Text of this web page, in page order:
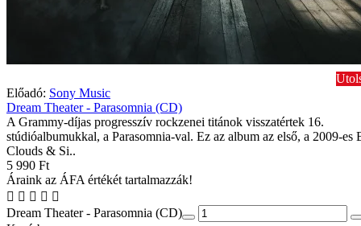
Előadó: Sony Music
Dream Theater - Parasomnia (CD)
A Grammy-díjas progresszív rockzenei titánok visszatértek 16.
stúdióalbumukkal, a Parasomnia-val. Ez az album az első, a 2009-es
Clouds & Si..
5 990 Ft
Áraink az ÁFA értékét tartalmazzák!
Dream Theater - Parasomnia (CD)